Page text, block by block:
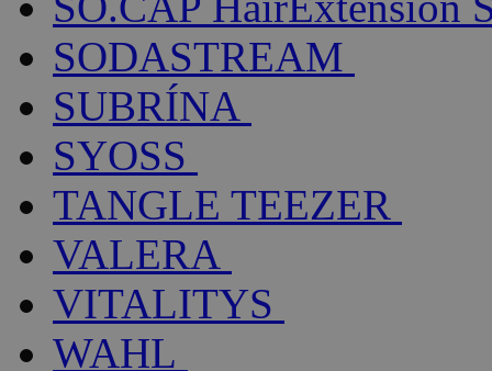
SODASTREAM
SUBRÍNA
SYOSS
TANGLE TEEZER
VALERA
VITALITYS
WAHL